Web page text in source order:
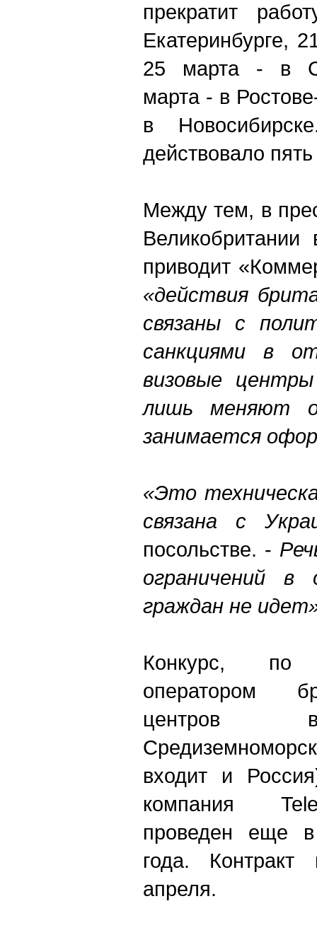
прекратит
Екатеринбурге,
25 марта - в
марта - в
в
действовало
Между тем, в
приводит
«действия
связаны с
санкциями в
визовые
лишь меняют
занимается
«Это
связана с
посольстве. -
ограничений в
граждан не
Конкурс, по
оператором
центров
входит и
компания
проведен еще
года.
апреля.